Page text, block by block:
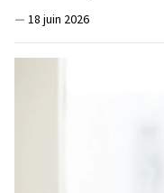
— 18 juin 2026